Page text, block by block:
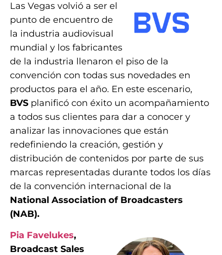
Las Vegas volvió a ser el
punto de encuentro de
la industria audiovisual
mundial y los fabricantes
de la industria llenaron el piso de la
convención con todas sus novedades en
productos para el año. En este escenario,
BVS planificó con éxito un acompañamiento
a todos sus clientes para dar a conocer y
analizar las innovaciones que están
redefiniendo la creación, gestión y
distribución de contenidos por parte de sus
marcas representadas durante todos los días
de la convención internacional de la
National Association of Broadcasters
(NAB).
Pia Favelukes,
Broadcast Sales